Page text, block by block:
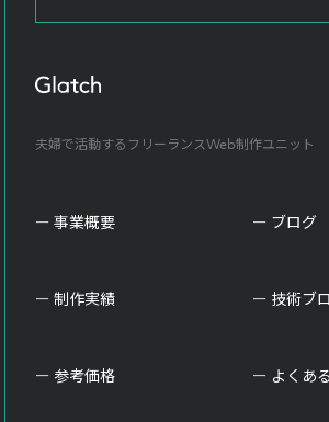
夫婦で活動するフリーランスWeb制作ユニット
事業概要
制作実績
参考価格
ブログ
技術ブ
よくあ